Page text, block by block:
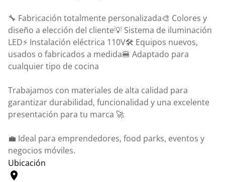
🔧 Fabricación totalmente personalizada🎨 Colores y
diseño a elección del cliente💡 Sistema de iluminación
LED⚡ Instalación eléctrica 110V🛠️ Equipos nuevos,
usados o fabricados a medida🍔 Adaptado para
cualquier tipo de cocina
Trabajamos con materiales de alta calidad para
garantizar durabilidad, funcionalidad y una excelente
presentación para tu marca 🚀
💼 Ideal para emprendedores, food parks, eventos y
negocios móviles.
Ubicación
location_on